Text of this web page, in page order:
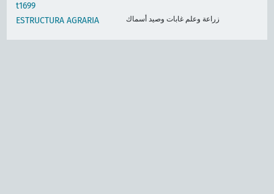
t1699
ESTRUCTURA AGRARIA زراعة وعلم غابات وصيد أسماك